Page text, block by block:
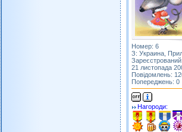
Номер: 6
З: Украина,
Зареєстрований:
21 листопада
Повідомлень:
Попереджень: 0
Нагороди: